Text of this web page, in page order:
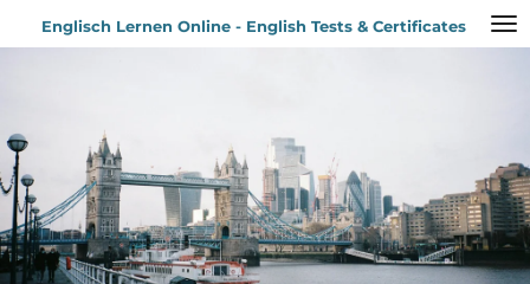
Zum
Hauptinhalt
Englisch Lernen Online - English Tests & Certificates